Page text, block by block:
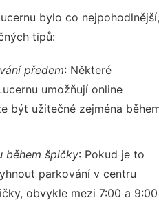
bylo co nejpohodlnější,
tipů:
předem: Některé
umožňují online
být užitečné zejména
během špičky: Pokud je to
parkování v centru
obvykle mezi 7:00 a 9:00